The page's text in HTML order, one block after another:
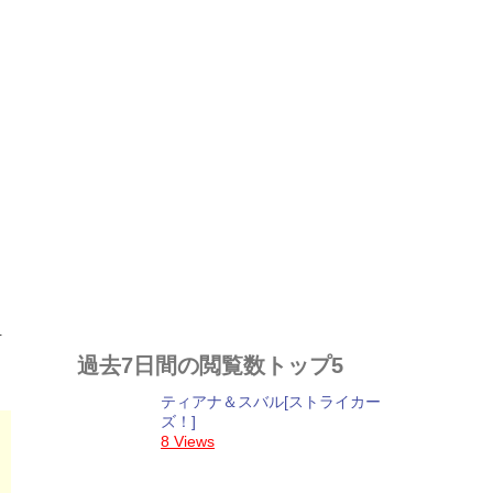
過去7日間の閲覧数トップ5
ティアナ＆スバル[ストライカー
ズ！]
8 Views